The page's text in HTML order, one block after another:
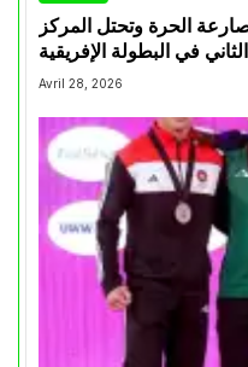
الحرة وتحتل المركز
Avril 28, 2026